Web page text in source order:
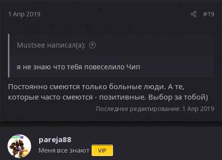
1 Апр 2019 #19
Mustsee написал(а):
я не знаю что тебя повеселило Чип
Постоянно смеются только больные люди. А те,
которые часто смеются - позитивные. Выбор за тобой)
Последнее редактирование: 1 Апр 2019
pareja88
Меня все знают VIP